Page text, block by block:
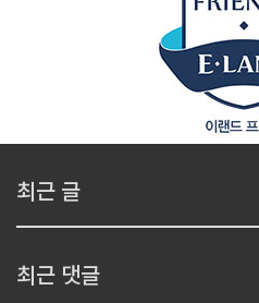
최근 글
최근 댓글